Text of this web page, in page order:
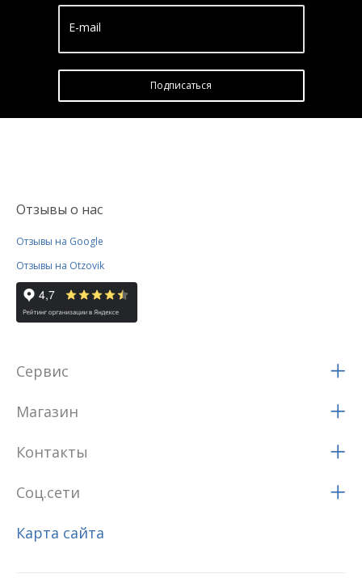
E-mail
Подписатьcя
Отзывы о нас
Отзывы на Google
Отзывы на Otzovik
Сервис
Магазин
Контакты
Соц.сети
Карта сайта